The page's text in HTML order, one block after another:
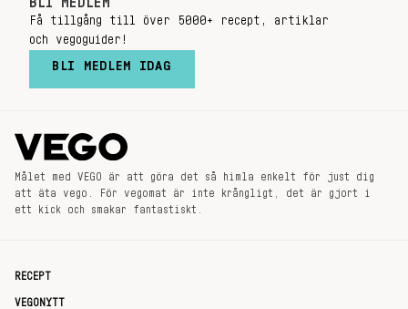
Få tillgång till över 5000+ recept, artiklar
och vegoguider!
BLI MEDLEM IDAG
Målet med VEGO är att göra det så himla enkelt för just dig
att äta vego. För vegomat är inte krångligt, det är gjort i
ett kick och smakar fantastiskt.
RECEPT
VEGONYTT